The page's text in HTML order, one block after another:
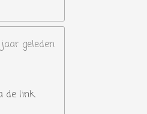
geleden
de link.